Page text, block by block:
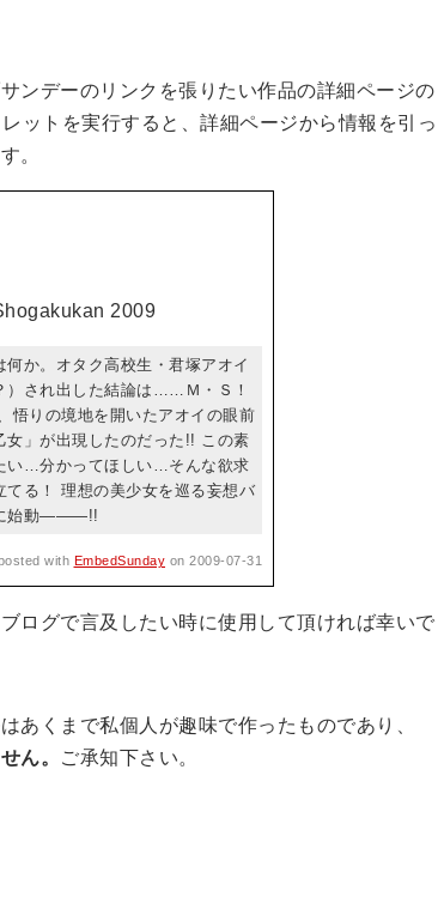
ンデーのリンクを張りたい作品の詳細ページの
ットを実行すると、詳細ページから情報を引っ
。
2009
か。オタク高校生・君塚アオイ
）され出した結論は……Ｍ・Ｓ！
悟りの境地を開いたアオイの眼前
女」が出現したのだった!! この素
い…分かってほしい…そんな欲求
てる！ 理想の美少女を巡る妄想バ
に始動―――!!
with EmbedSunday on 2009-07-31
ログで言及したい時に使用して頂ければ幸いで
くまで私個人が趣味で作ったものであり、
ん。
ご承知下さい。